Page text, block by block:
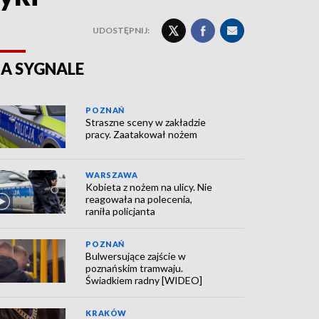
UDOSTĘPNIJ:
SYGNALE
POZNAŃ
Straszne sceny w zakładzie
pracy. Zaatakował nożem
WARSZAWA
Kobieta z nożem na ulicy. Nie
reagowała na polecenia,
raniła policjanta
POZNAŃ
Bulwersujące zajście w
poznańskim tramwaju.
Świadkiem radny [WIDEO]
KRAKÓW